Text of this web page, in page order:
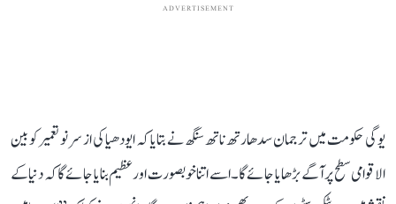
ADVERTISEMENT
یوگی حکومت میں ترجمان سدھارتھ ناتھ سنگھ نے بتایا کہ ایودھیا کی از سر نو تعمیر کو بین
الاقوامی سطح پر آگے بڑھایا جائے گا۔ اسے اتنا خوبصورت اور عظیم بنایا جائے گا کہ دنیا کے